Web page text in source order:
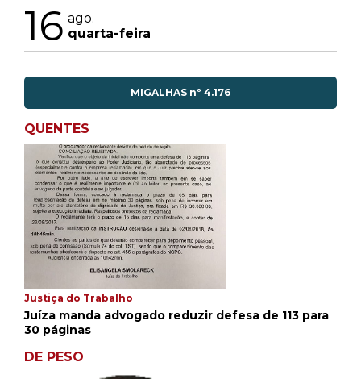
16 ago.
quarta-feira
MIGALHAS nº 4.176
QUENTES
Justiça do Trabalho
Juíza manda advogado reduzir defesa de 113 para
30 páginas
DE PESO